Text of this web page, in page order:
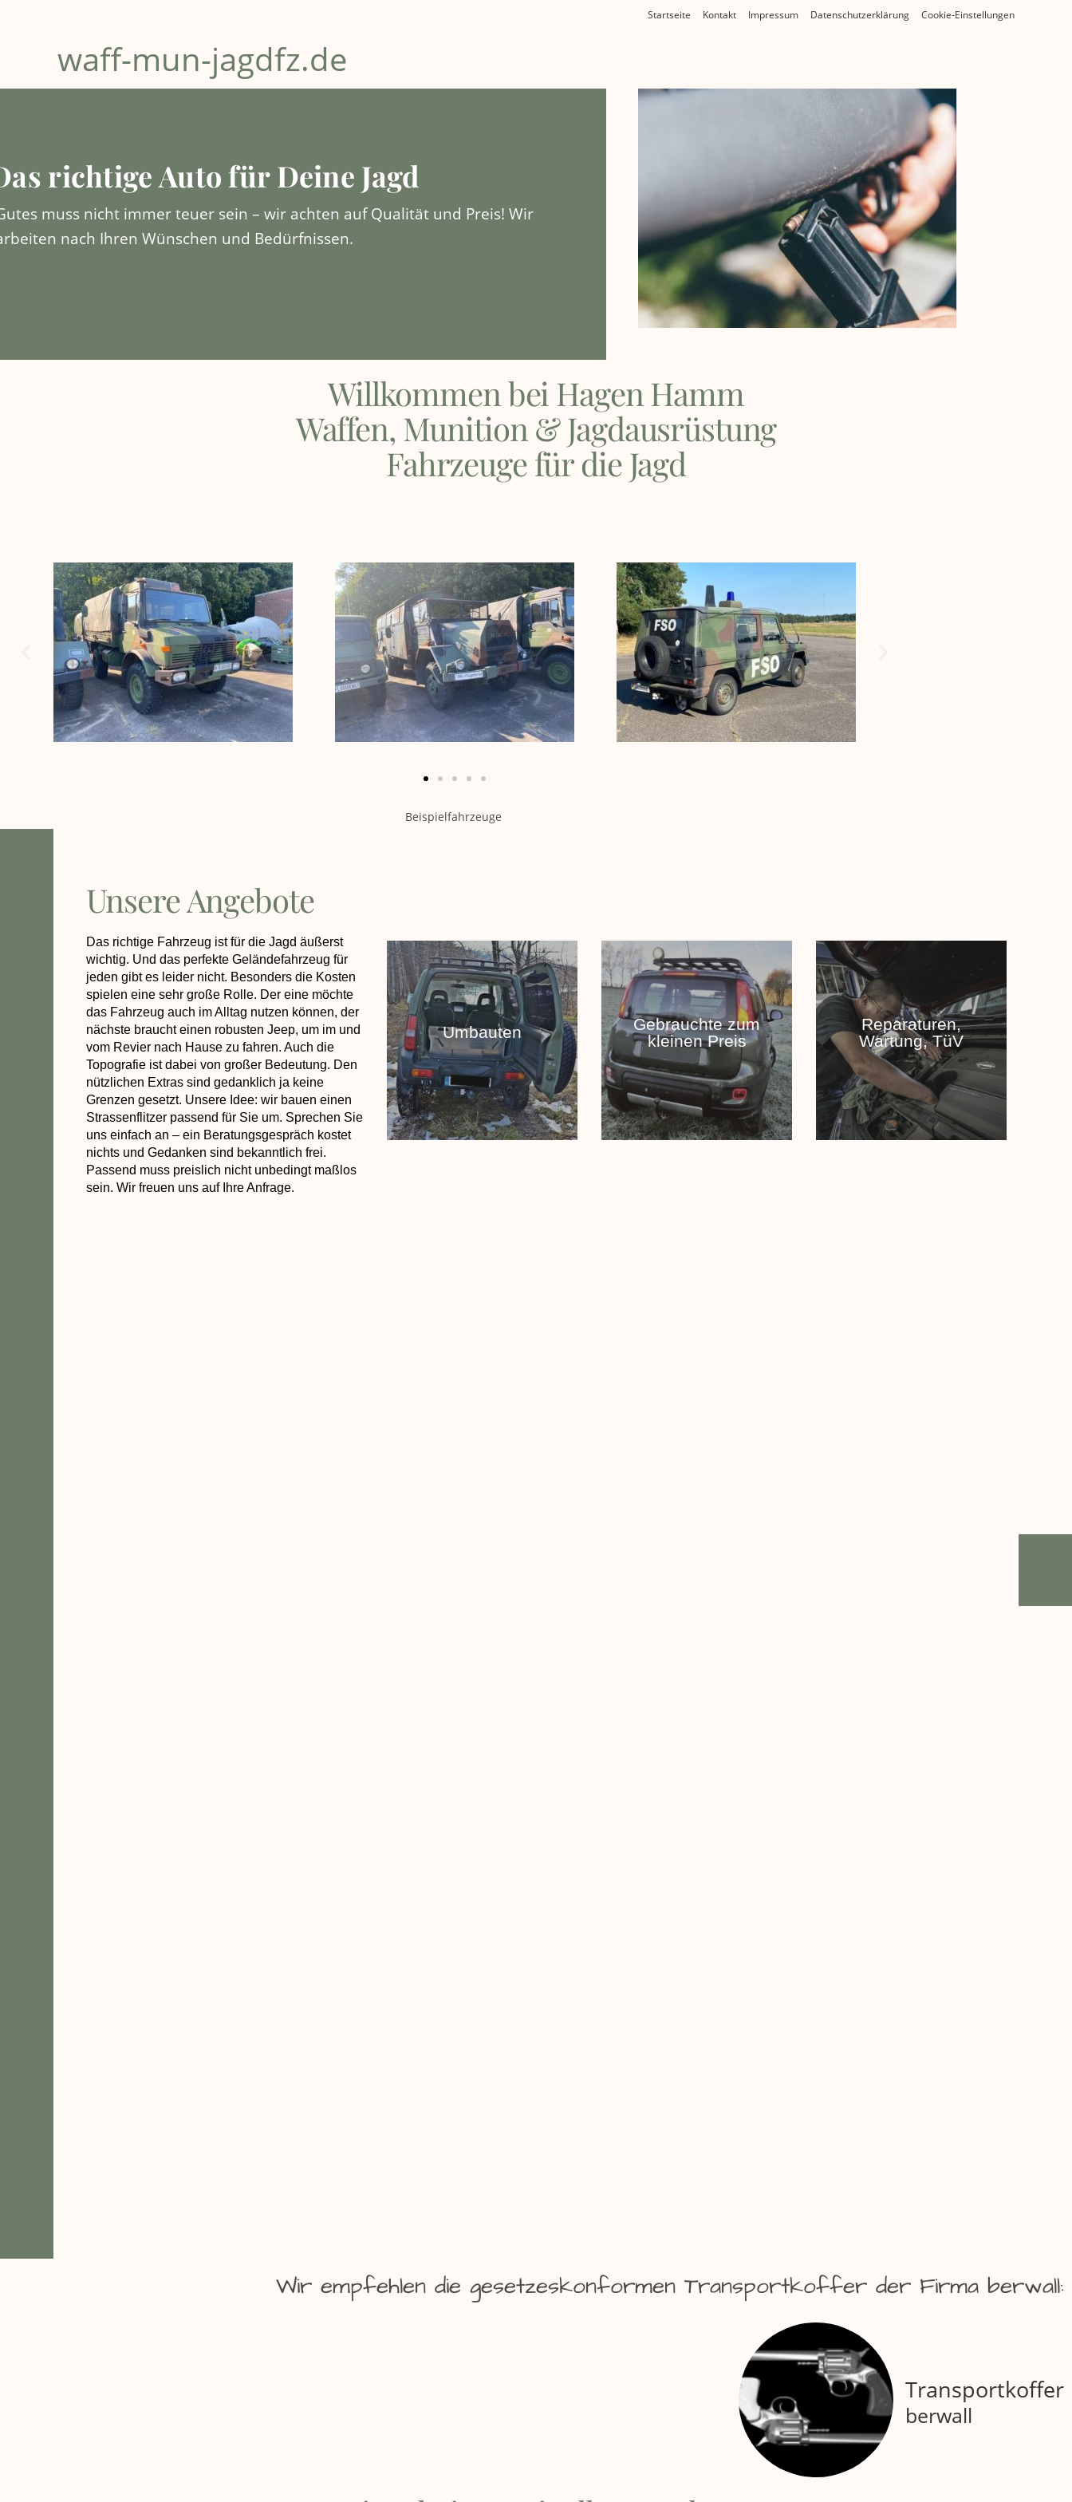
Startseite Kontakt Impressum Datenschutzerklärung Cookie-Einstellungen
waff-mun-jagdfz.de
richtige Auto für Deine Jagd
muss nicht immer teuer sein – wir achten auf Qualität und Preis! Wir
nach Ihren Wünschen und Bedürfnissen.
Willkommen bei Hagen Hamm
Waffen, Munition & Jagdausrüstung
Fahrzeuge für die Jagd
Beispielfahrzeuge
Unsere Angebote
Das richtige Fahrzeug ist für die Jagd äußerst
wichtig. Und das perfekte Geländefahrzeug für
jeden gibt es leider nicht. Besonders die Kosten
spielen eine sehr große Rolle. Der eine möchte
das Fahrzeug auch im Alltag nutzen können, der
nächste braucht einen robusten Jeep, um im und
vom Revier nach Hause zu fahren. Auch die
Topografie ist dabei von großer Bedeutung. Den
nützlichen Extras sind gedanklich ja keine
Grenzen gesetzt. Unsere Idee: wir bauen einen
Strassenflitzer passend für Sie um. Sprechen Sie
uns einfach an – ein Beratungsgespräch kostet
nichts und Gedanken sind bekanntlich frei.
Passend muss preislich nicht unbedingt maßlos
sein. Wir freuen uns auf Ihre Anfrage.
Umbauten
Gebrauchte zum
kleinen Preis
Reparaturen,
Wartung, TüV
Wir empfehlen die gesetzeskonformen Transportkoffer der Firma berwall:
Transportkoffer
berwall